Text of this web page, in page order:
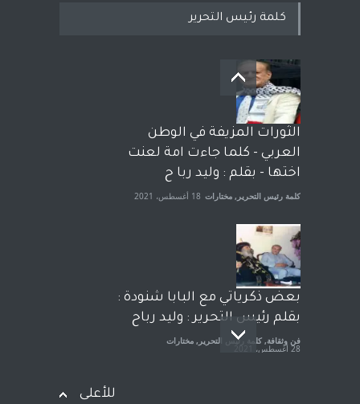
بعد معارك قضائية طاحنة كتب
وترافع فيها بنفسه مرة اخرى..
الشيخ طارق يوسف يقهر
الحكومة الأمريكية ، فأعطوه
الجنسية عن يد وهم صاغرون،
آراء حرة مختارات 7 أبريل، 2023
كلمة رئيس التحرير
الثورات المزيفة في الوطن
العربي - كلما جاءت امة لعنت
اختها - بقلم : وليد ربا ح
كلمة رئيس التحرير , مختارات 18 أغسطس، 2021
بعض ذكرياتي مع البابا شنودة :
بقلم رئيس التحرير : وليد رباح
فن وثقافة, كلمة رئيس التحرير , مختارات
28 أغسطس، 2021
للأعلى